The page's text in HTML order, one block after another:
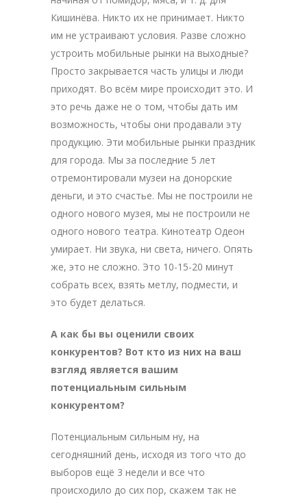
Кишинёва. Никто их не принимает. Никто
им не устраивают условия. Разве сложно
устроить мобильные рынки на выходные?
Просто закрывается часть улицы и люди
приходят. Во всём мире происходит это. И
это речь даже не о том, чтобы дать им
возможность, чтобы они продавали эту
продукцию. Эти мобильные рынки праздник
для города. Мы за последние 5 лет
отремонтировали музеи на донорские
деньги, и это счастье. Мы не построили не
одного нового музея, мы не построили не
одного нового театра. Кинотеатр Одеон
умирает. Ни звука, ни света, ничего. Опять
же, это не сложно. Это 10-15-20 минут
собрать всех, взять метлу, подмести, и
это будет делаться.
А как бы вы оценили своих
конкурентов? Вот кто из них на ваш
взгляд является вашим
потенциальным сильным
конкурентом?
Потенциальным сильным ну, на
сегодняшний день, исходя из того что до
выборов ещё 3 недели и все что
происходило до сих пор, скажем так не